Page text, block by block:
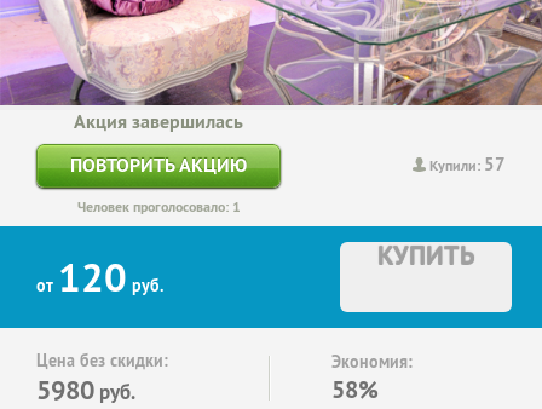
Купили: 57
Акция завершилась
ПОВТОРИТЬ АКЦИЮ
Человек проголосовало: 1
от 120 руб.
КУПИТЬ
Цена без скидки:
5980 руб.
Экономия:
58%